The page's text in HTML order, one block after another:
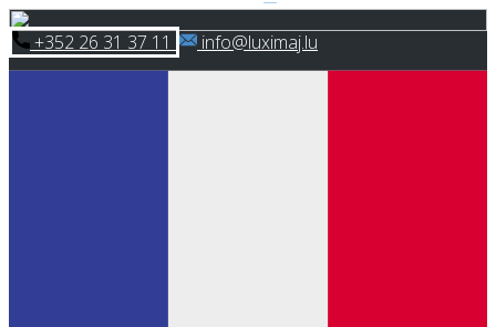
Skip
to
content
​+352 26 31 37 11 ​info@luximaj.lu